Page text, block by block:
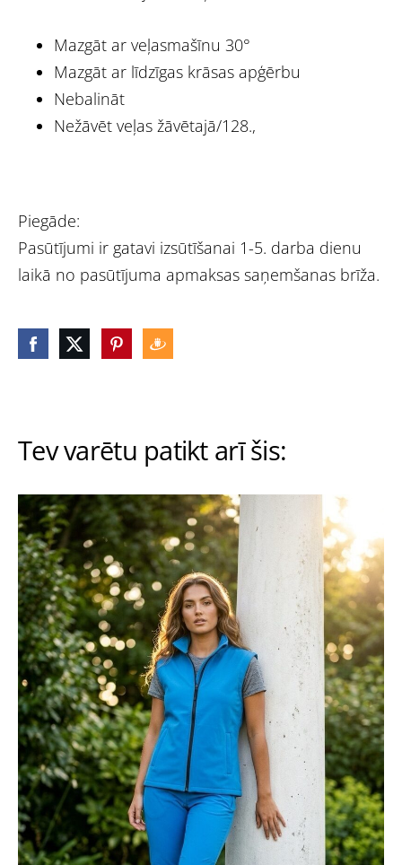
Mazgāt ar veļasmašīnu 30°
Mazgāt ar līdzīgas krāsas apģērbu
Nebalināt
Nežāvēt veļas žāvētajā/128.,
Piegāde:
Pasūtījumi ir gatavi izsūtīšanai 1-5. darba dienu
laikā no pasūtījuma apmaksas saņemšanas brīža.
Tev varētu patikt arī šis: